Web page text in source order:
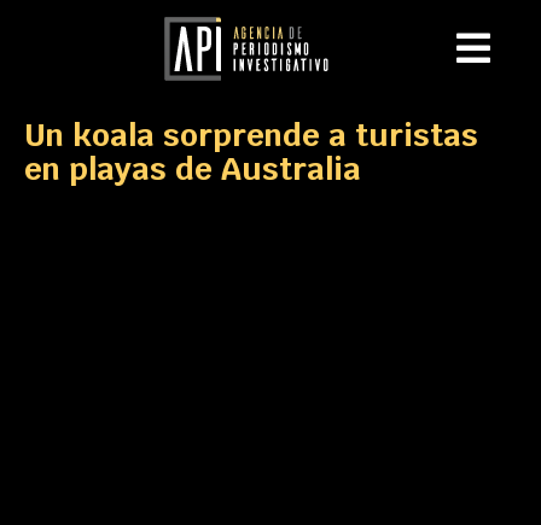
Un koala sorprende a turistas
en playas de Australia